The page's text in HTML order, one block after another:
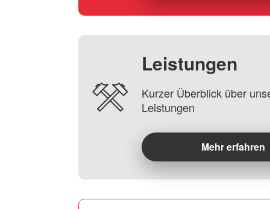
Leistungen
Kurzer Überblick über
Leistungen
Mehr erfahren